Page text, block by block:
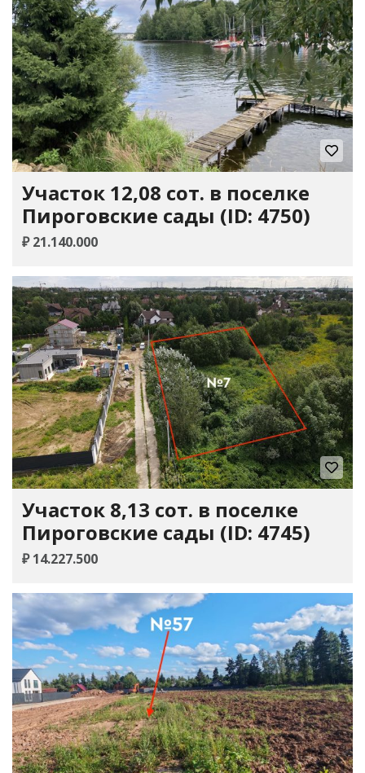
Участок 12,08 сот. в поселке
Пироговские сады (ID: 4750)
₽ 21.140.000
Участок 8,13 сот. в поселке
Пироговские сады (ID: 4745)
₽ 14.227.500